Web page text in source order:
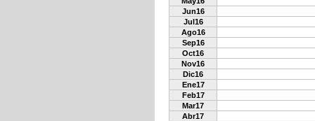
Jun16
Jul16
Ago16
Sep16
Oct16
Nov16
Dic16
Ene17
Feb17
Mar17
Abr17